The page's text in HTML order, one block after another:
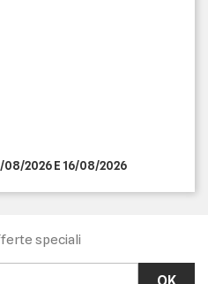
08/2026 E 16/08/2026
speciali